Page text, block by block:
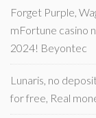
Forget Purple,
mFortune casino
2024! Beyontec
Lunaris, no
for free, Real